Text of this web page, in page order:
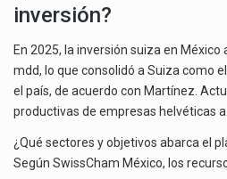
inversión?
En 2025, la inversión suiza en
mdd, lo que consolidó a Suiza como
el país, de acuerdo con Martínez.
productivas de empresas helvéticas a
¿Qué sectores y objetivos abarca el
Según SwissCham México, los